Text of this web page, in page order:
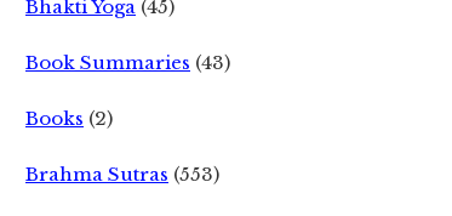
Bhakti Yoga (45)
Book Summaries (43)
Books (2)
Brahma Sutras (553)